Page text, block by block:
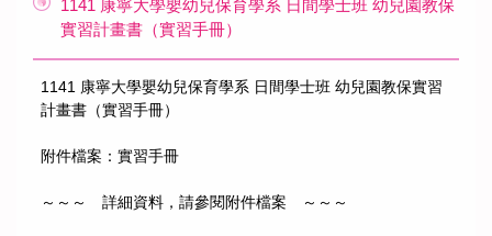
1141 康寧大學嬰幼兒保育學系 日間學士班 幼兒園教保
實習計畫書（實習手冊）
1141 康寧大學嬰幼兒保育學系 日間學士班 幼兒園教保實習
計畫書（實習手冊）
附件檔案：實習手冊
～～～ 詳細資料，請參閱附件檔案 ～～～